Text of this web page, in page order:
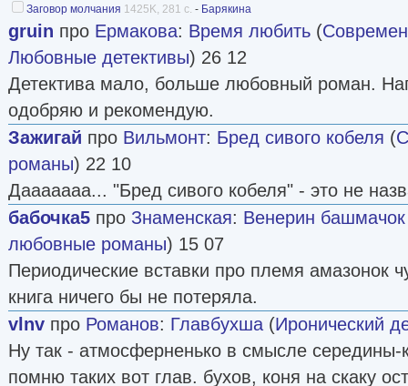
Заговор молчания 1425K, 281 с. - Барякина
gruin про Ермакова: Время любить (
Любовные детективы) 26 12
Детектива мало, больше любовный роман.
одобряю и рекомендую.
Зажигай про Вильмонт: Бред сивого кобеля (
романы) 22 10
Дааааааа... "Бред сивого кобеля" - это не
бабочка5 про Знаменская: Венерин башмачок
любовные романы) 15 07
Периодические вставки про племя амазонок
книга ничего бы не потеряла.
vlnv про Романов: Главбухша (Иронический
Ну так - атмосферненько в смысле
помню таких вот глав. бухов, коня на скаку